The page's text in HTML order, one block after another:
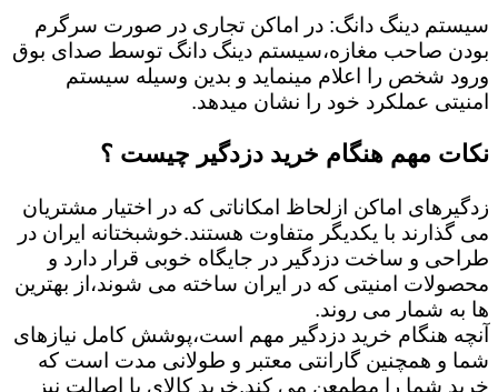
سیستم دینگ دانگ: در اماکن تجاری در صورت سرگرم
بودن صاحب مغازه،سیستم دینگ دانگ توسط صدای بوق
ورود شخص را اعلام مینماید و بدین وسیله سیستم
امنیتی عملکرد خود را نشان میدهد.
نکات مهم هنگام خرید دزدگیر چیست ؟
زدگیرهای اماکن ازلحاظ امکاناتی که در اختیار مشتریان
می گذارند با یکدیگر متفاوت هستند.خوشبختانه ایران در
طراحی و ساخت دزدگیر در جایگاه خوبی قرار دارد و
محصولات امنیتی که در ایران ساخته می شوند،از بهترین
ها به شمار می روند.
آنچه هنگام خرید دزدگیر مهم است،پوشش کامل نیازهای
شما و همچنین گارانتی معتبر و طولانی مدت است که
خرید شما را مطمعن می کند.خرید کالای با اصالت نیز